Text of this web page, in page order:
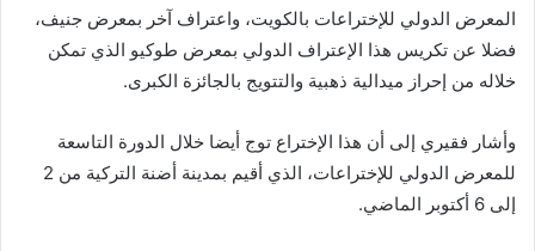
المعرض الدولي للإختراعات بالكويت، واعتراف آخر بمعرض جنيف،
فضلا عن تكريس هذا الإعتراف الدولي بمعرض طوكيو الذي تمكن
خلاله من إحراز ميدالية ذهبية والتتويج بالجائزة الكبرى.
وأشار فقيري إلى أن هذا الإختراع توج أيضا خلال الدورة التاسعة
للمعرض الدولي للإختراعات، الذي أقيم بمدينة أضنة التركية من 2
إلى 6 أكتوبر الماضي.